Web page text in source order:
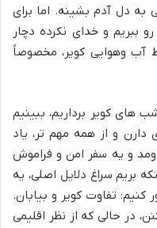
دل آدم بشینه. اما برای
ببریم و خدای نکرده دچار
آب وهوایی کویر، مخصوصاً
های کویر برداریم، ببینیم
و از همه مهم تر، یاد
و یه سفر امن و فراموش
بریم سراغ دلایل اصلی، یه
تفاوت کویر و بیابان.
در حالی که از نظر اقلیمی